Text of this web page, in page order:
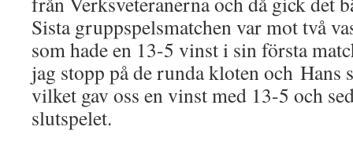
Sista gruppspelsmatchen var mot två
som hade en 13-5 vinst i sin första
jag stopp på de runda kloten och Hans
vilket gav oss en vinst med 13-5 och
slutspelet.